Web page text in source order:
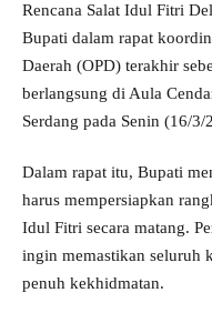
Rencana Salat Idul Fitri
Bupati dalam rapat
Daerah (OPD) terakhir
berlangsung di Aula
Serdang pada Senin (16/3/
Dalam rapat itu, Bupati
harus mempersiapkan
Idul Fitri secara matang.
ingin memastikan seluruh
penuh kekhidmatan.